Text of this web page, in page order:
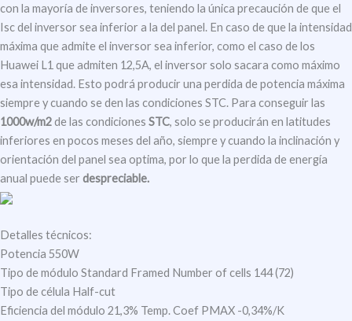
con la mayoría de inversores, teniendo la única precaución de que el
Isc del inversor sea inferior a la del panel. En caso de que la intensidad
máxima que admite el inversor sea inferior, como el caso de los
Huawei L1 que admiten 12,5A, el inversor solo sacara como máximo
esa intensidad. Esto podrá producir una perdida de potencia máxima
siempre y cuando se den las condiciones STC. Para conseguir las
1000w/m2de las condiciones STC, solo se producirán en latitudes
inferiores en pocos meses del año, siempre y cuando la inclinación y
orientación del panel sea optima, por lo que la perdida de energía
anual puede ser despreciable.
Detalles técnicos:
Potencia 550W
Tipo de módulo Standard Framed Number of cells 144 (72)
Tipo de célula Half-cut
Eficiencia del módulo 21,3% Temp. Coef PMAX -0,34%/K